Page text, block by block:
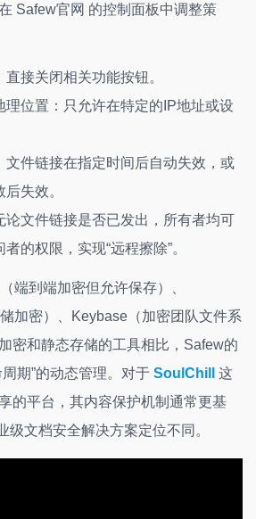
Safew官网 的控制面板中调整策
接关闭相关功能按钮。
理位置：只允许在特定的IP地址或设
文件链接在指定时间后自动失效，或
失效。
论文件链接是否已发出，所有者均可
的权限，实现“远程擦除”。
端到端加密但允许保存）、
加密）、Keybase（加密团队文件系
密和静态存储的工具相比，Safew的
期”的动态管理。对于 SoulChill
这
的平台，其内容保护机制通常更基
级文档安全解决方案定位不同。